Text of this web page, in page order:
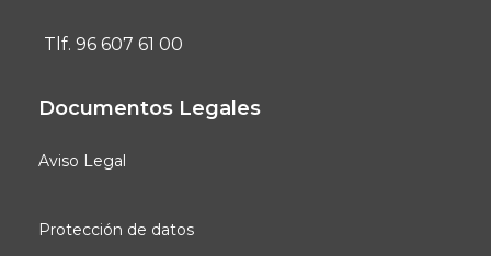
Tlf. 96 607 61 00
Documentos Legales
Aviso Legal
Protección de datos